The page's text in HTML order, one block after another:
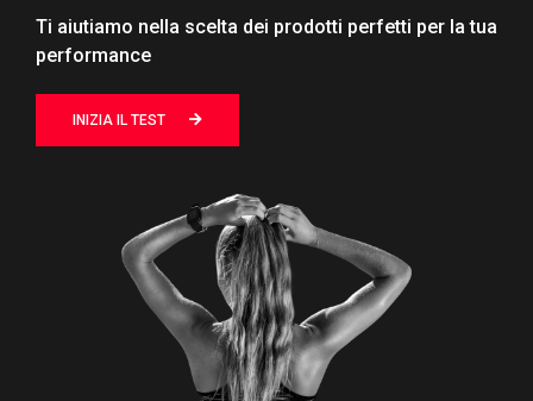
Ti aiutiamo nella scelta dei prodotti perfetti per la tua
performance
INIZIA IL TEST